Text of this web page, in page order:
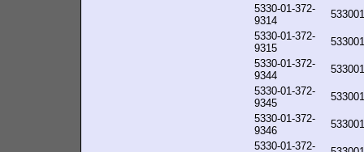
5330-01-372-
9314
5330-01-372-
9315
5330-01-372-
9344
5330-01-372-
9345
5330-01-372-
9346
5330-01-372-